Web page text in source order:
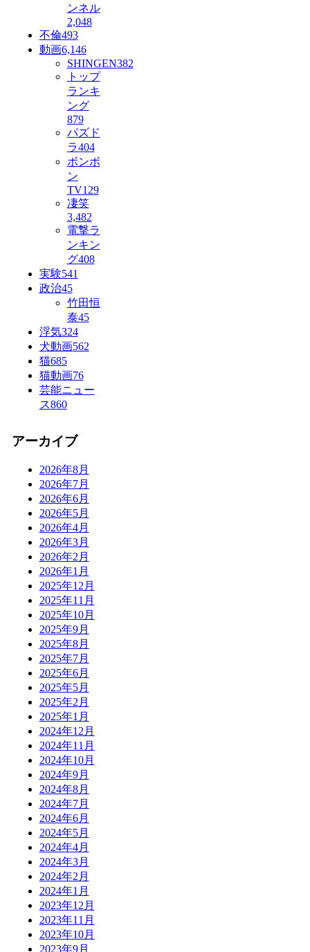
ンネル
2,048
不倫493
動画6,146
SHINGEN382
トップ
ランキ
ング
879
パズド
ラ404
ボンボ
ン
TV129
凄笑
3,482
電撃ラ
ンキン
グ408
実験541
政治45
竹田恒
泰45
浮気324
犬動画562
猫685
猫動画76
芸能ニュー
ス860
アーカイブ
2026年8月
2026年7月
2026年6月
2026年5月
2026年4月
2026年3月
2026年2月
2026年1月
2025年12月
2025年11月
2025年10月
2025年9月
2025年8月
2025年7月
2025年6月
2025年5月
2025年2月
2025年1月
2024年12月
2024年11月
2024年10月
2024年9月
2024年8月
2024年7月
2024年6月
2024年5月
2024年4月
2024年3月
2024年2月
2024年1月
2023年12月
2023年11月
2023年10月
2023年9月